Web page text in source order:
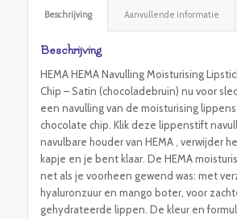
Beschrijving Aanvullende informatie
Beschrijving
HEMA HEMA Navulling Moisturising
Chip – Satin (chocoladebruin) nu voor
een navulling van de moisturising
chocolate chip. Klik deze lippenstift
navulbare houder van HEMA , verwijder
kapje en je bent klaar. De HEMA
net als je voorheen gewend was: met
hyaluronzuur en mango boter, voor
gehydrateerde lippen. De kleur en